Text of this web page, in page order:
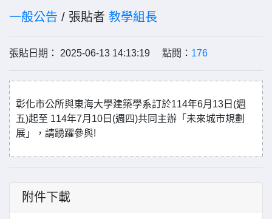
一般公告 / 張貼者 教學組長
張貼日期： 2025-06-13 14:13:19 點閱： 176
彰化市公所與東海大學建築學系訂於114年6月13日(週
五)起至 114年7月10日(週四)共同主辦「未來城市規劃
展」，請踴躍參與!
附件下載